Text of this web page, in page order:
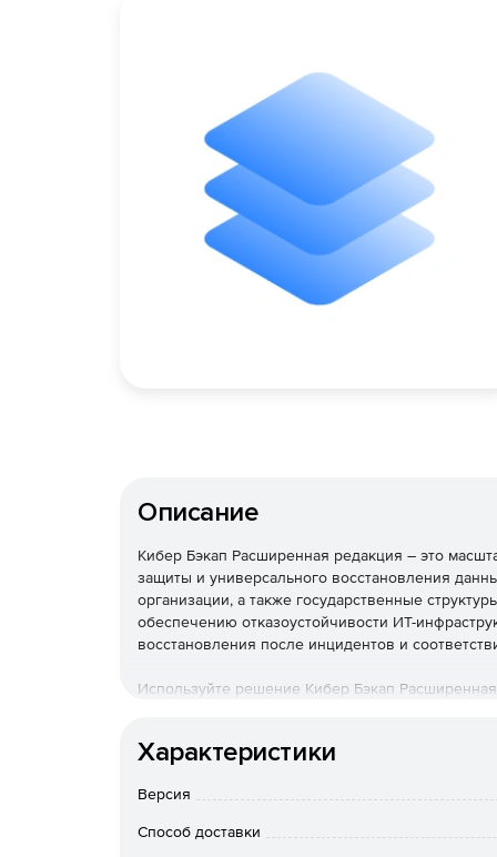
Описание
Кибер Бэкап Расширенная редакция – это
защиты и универсального восстановления
организации, а также государственные
обеспечению отказоустойчивости ИТ-
восстановления после инцидентов и
Используйте решение Кибер Бэкап
Программное обеспечение
поставляется!
Характеристики
Версия
Способ доставки